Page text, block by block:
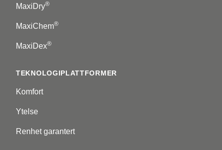
MaxiDry®
MaxiChem®
MaxiDex®
TEKNOLOGIPLATTFORMER
Komfort
Ytelse
Renhet garantert